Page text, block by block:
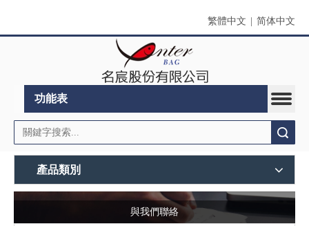
繁體中文 简体中文
功能表
產品類別
與我們聯絡